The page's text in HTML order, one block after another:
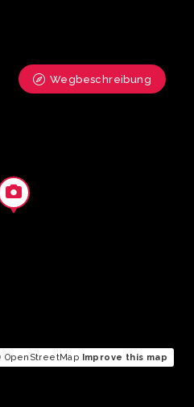
OpenStreetMap Improve this map
Wegbeschreibung